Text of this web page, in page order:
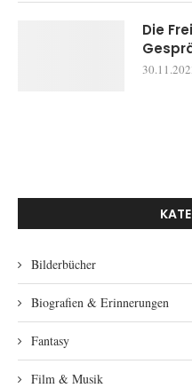
Die
Bilderbücher
Biografien & Erinnerungen
Fantasy
Film & Musik